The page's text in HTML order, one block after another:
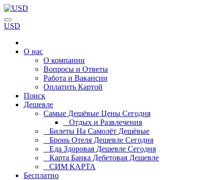
USD
О нас
О компании
Вопросы и Ответы
Работа и Вакансии
Оплатить Картой
Поиск
Дешевле
Самые Дешёвые Цены Сегодня
Отдых и Развлечения
Билеты На Самолёт Дешёвые
Бронь Отеля Дешевле Сегодня
Еда Здоровая Дешевле Сегодня
Карта Банка Дебетовая Дешевле
СИМ КАРТА
Бесплатно